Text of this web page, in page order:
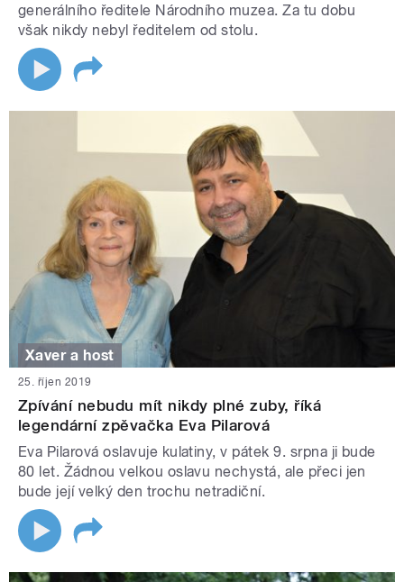
generálního ředitele Národního muzea. Za tu dobu
však nikdy nebyl ředitelem od stolu.
Xaver a host
25. říjen 2019
Zpívání nebudu mít nikdy plné zuby, říká
legendární zpěvačka Eva Pilarová
Eva Pilarová oslavuje kulatiny, v pátek 9. srpna ji bude
80 let. Žádnou velkou oslavu nechystá, ale přeci jen
bude její velký den trochu netradiční.